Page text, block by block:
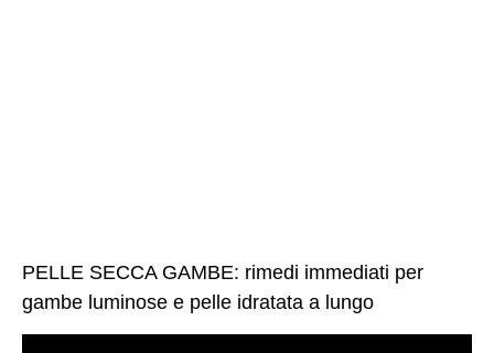
PELLE SECCA GAMBE: rimedi immediati per
gambe luminose e pelle idratata a lungo